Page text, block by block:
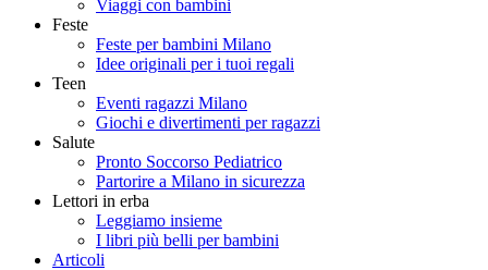
Viaggi con bambini
Feste
Feste per bambini Milano
Idee originali per i tuoi regali
Teen
Eventi ragazzi Milano
Giochi e divertimenti per ragazzi
Salute
Pronto Soccorso Pediatrico
Partorire a Milano in sicurezza
Lettori in erba
Leggiamo insieme
I libri più belli per bambini
Articoli